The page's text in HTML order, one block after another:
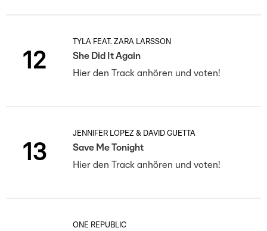
12
TYLA FEAT. ZARA LARSSON
She Did It Again
Hier den Track anhören und voten!
13
JENNIFER LOPEZ & DAVID GUETTA
Save Me Tonight
Hier den Track anhören und voten!
ONE REPUBLIC